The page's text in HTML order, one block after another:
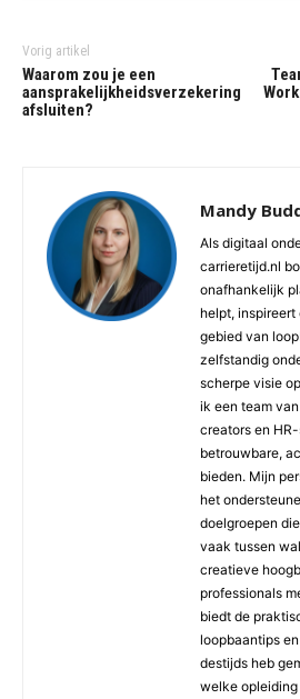
Vorig artikel
Waarom zou je een
aansprakelijkheidsverzekering
afsluiten?
Mandy
Als digitaal
carrieretijd.nl
onafhankelijk
helpt,
gebied van
zelfstandig
scherpe visie
ik een team
creators en
betrouwbare,
bieden. Mijn
het
doelgroepen
vaak tussen
creatieve
professionals
biedt de
loopbaantips
destijds heb
welke